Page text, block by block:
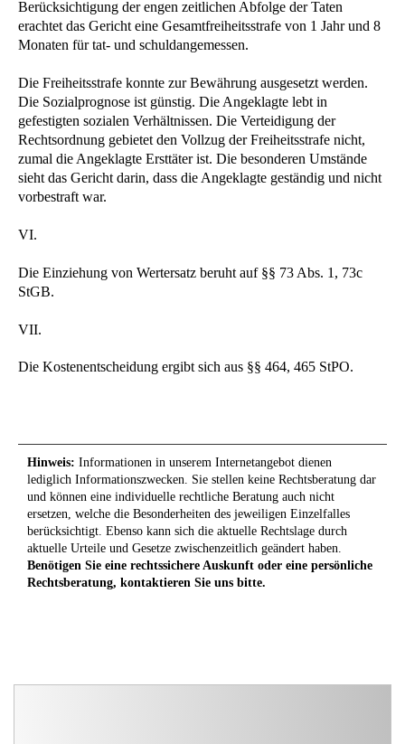
Berücksichtigung der engen zeitlichen Abfolge der Taten
erachtet das Gericht eine Gesamtfreiheitsstrafe von 1 Jahr und 8
Monaten für tat- und schuldangemessen.
Die Freiheitsstrafe konnte zur Bewährung ausgesetzt werden.
Die Sozialprognose ist günstig. Die Angeklagte lebt in
gefestigten sozialen Verhältnissen. Die Verteidigung der
Rechtsordnung gebietet den Vollzug der Freiheitsstrafe nicht,
zumal die Angeklagte Ersttäter ist. Die besonderen Umstände
sieht das Gericht darin, dass die Angeklagte geständig und nicht
vorbestraft war.
VI.
Die Einziehung von Wertersatz beruht auf §§ 73 Abs. 1, 73c
StGB.
VII.
Die Kostenentscheidung ergibt sich aus §§ 464, 465 StPO.
Hinweis: Informationen in unserem Internetangebot dienen
lediglich Informationszwecken. Sie stellen keine Rechtsberatung dar
und können eine individuelle rechtliche Beratung auch nicht
ersetzen, welche die Besonderheiten des jeweiligen Einzelfalles
berücksichtigt. Ebenso kann sich die aktuelle Rechtslage durch
aktuelle Urteile und Gesetze zwischenzeitlich geändert haben.
Benötigen Sie eine rechtssichere Auskunft oder eine persönliche
Rechtsberatung, kontaktieren Sie uns bitte.